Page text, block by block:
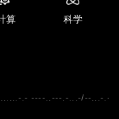
算 科学
.- ----..---.-...-/--...-.-